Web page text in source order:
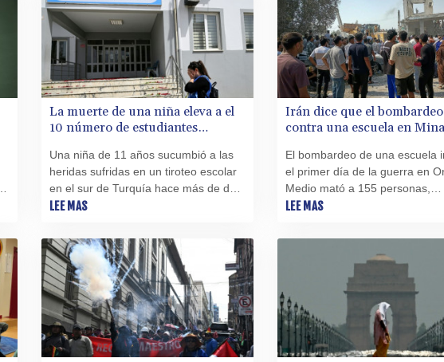
medida.
La muerte de una niña eleva a el
10 número de estudiantes
Turquía
Una niña de 11 años sucumbió a las
heridas sufridas en un tiroteo escolar
en el sur de Turquía hace más de dos
semanas, y de esa forma el número
ascendió a 10, informó la prensa local
este lunes.
LEE MAS
Irán dice que el bombardeo
contra una escuela en
a la baja
El bombardeo de una escuela
el primer día de la guerra en
Medio mató a 155 personas,
incluyendo 120 niños, según un
martes por la televisión estatal
LEE MAS